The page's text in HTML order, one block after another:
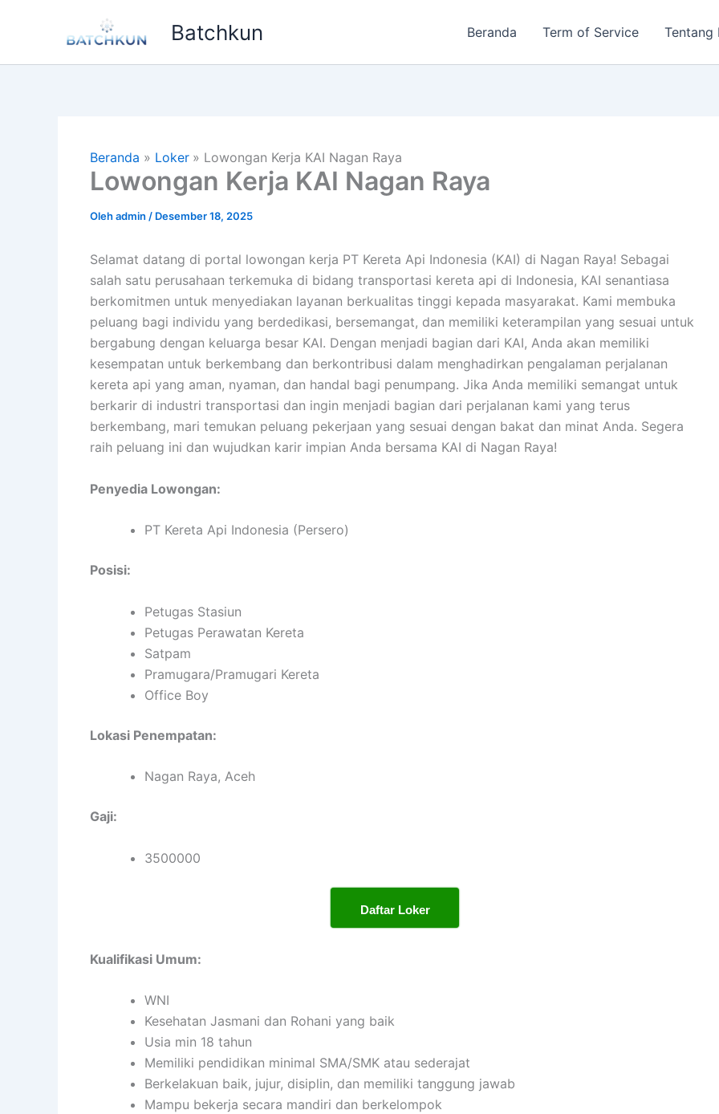
Batchkun Beranda Term of Service Tentang
Beranda Loker Lowongan Kerja KAI Nagan Raya
Lowongan Kerja KAI Nagan Raya
Olehadmin / Desember 18, 2025
Selamat datang di portal lowongan kerja PT Kereta Api Indonesia (KAI) di Nagan Raya! Sebagai
salah satu perusahaan terkemuka di bidang transportasi kereta api di Indonesia, KAI senantiasa
berkomitmen untuk menyediakan layanan berkualitas tinggi kepada masyarakat. Kami membuka
peluang bagi individu yang berdedikasi, bersemangat, dan memiliki keterampilan yang sesuai untuk
bergabung dengan keluarga besar KAI. Dengan menjadi bagian dari KAI, Anda akan memiliki
kesempatan untuk berkembang dan berkontribusi dalam menghadirkan pengalaman perjalanan
kereta api yang aman, nyaman, dan handal bagi penumpang. Jika Anda memiliki semangat untuk
berkarir di industri transportasi dan ingin menjadi bagian dari perjalanan kami yang terus
berkembang, mari temukan peluang pekerjaan yang sesuai dengan bakat dan minat Anda. Segera
raih peluang ini dan wujudkan karir impian Anda bersama KAI di Nagan Raya!
Penyedia Lowongan:
PT Kereta Api Indonesia (Persero)
Posisi:
Petugas Stasiun
Petugas Perawatan Kereta
Satpam
Pramugara/Pramugari Kereta
Office Boy
Lokasi Penempatan:
Nagan Raya, Aceh
Gaji:
3500000
Daftar Loker
Kualifikasi Umum:
WNI
Kesehatan Jasmani dan Rohani yang baik
Usia min 18 tahun
Memiliki pendidikan minimal SMA/SMK atau sederajat
Berkelakuan baik, jujur, disiplin, dan memiliki tanggung jawab
Mampu bekerja secara mandiri dan berkelompok